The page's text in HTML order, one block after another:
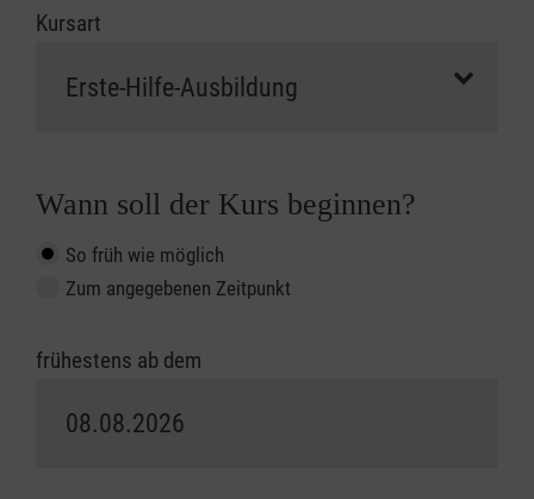
Kursart
Wann soll der Kurs beginnen?
So früh wie möglich
Zum angegebenen Zeitpunkt
frühestens ab dem